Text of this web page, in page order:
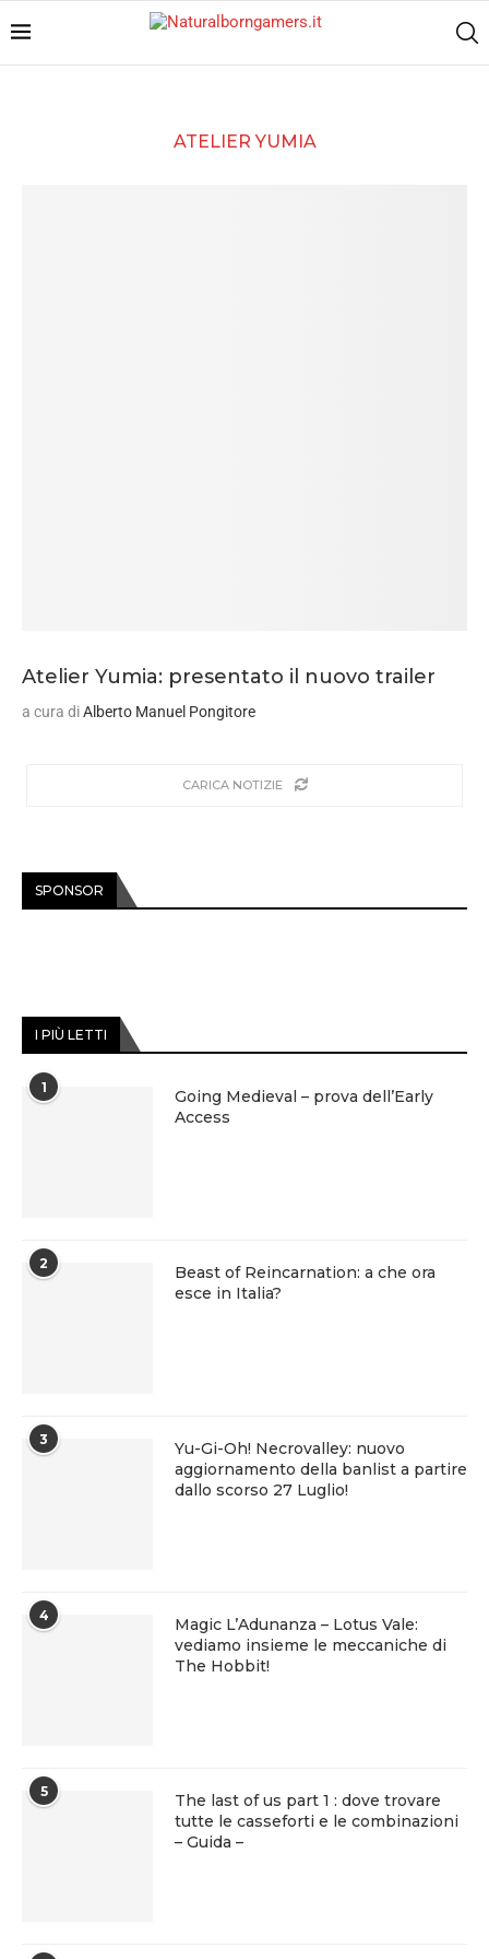
ATELIER YUMIA
Atelier Yumia: presentato il nuovo trailer
a cura diAlberto Manuel Pongitore
CARICA NOTIZIE
SPONSOR
I PIÙ LETTI
1
Going Medieval – prova dell’Early
Access
2
Beast of Reincarnation: a che ora
esce in Italia?
3
Yu-Gi-Oh! Necrovalley: nuovo
aggiornamento della banlist a partire
dallo scorso 27 Luglio!
4
Magic L’Adunanza – Lotus Vale:
vediamo insieme le meccaniche di
The Hobbit!
5
The last of us part 1 : dove trovare
tutte le casseforti e le combinazioni
– Guida –